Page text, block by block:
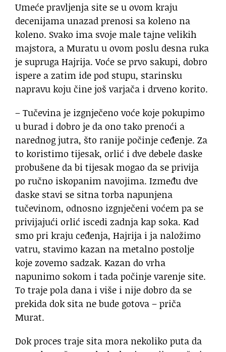
Umeće pravljenja site se u ovom kraju
decenijama unazad prenosi sa koleno na
koleno. Svako ima svoje male tajne velikih
majstora, a Muratu u ovom poslu desna ruka
je supruga Hajrija. Voće se prvo sakupi, dobro
ispere a zatim ide pod stupu, starinsku
napravu koju čine još varjača i drveno korito.
– Tučevina je izgnječeno voće koje pokupimo
u burad i dobro je da ono tako prenoći a
narednog jutra, što ranije počinje ceđenje. Za
to koristimo tijesak, orlić i dve debele daske
probušene da bi tijesak mogao da se privija
po ručno iskopanim navojima. Između dve
daske stavi se sitna torba napunjena
tučevinom, odnosno izgnječeni voćem pa se
privijajući orlić iscedi zadnja kap soka. Kad
smo pri kraju ceđenja, Hajrija i ja naložimo
vatru, stavimo kazan na metalno postolje
koje zovemo sadzak. Kazan do vrha
napunimo sokom i tada počinje varenje site.
To traje pola dana i više i nije dobro da se
prekida dok sita ne bude gotova – priča
Murat.
Dok proces traje sita mora nekoliko puta da